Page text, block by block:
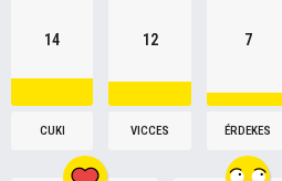
14
CUKI
12
VICCES
7
ÉRDEKES